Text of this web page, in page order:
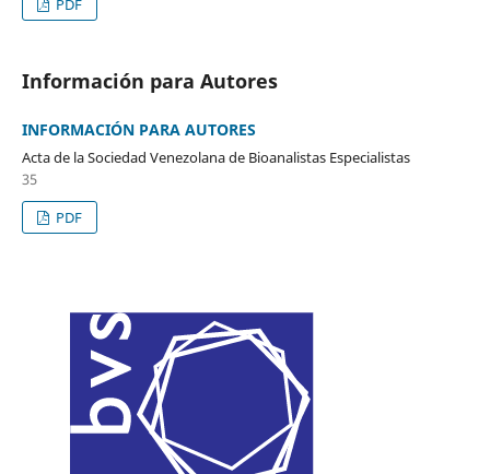
PDF
Información para Autores
INFORMACIÓN PARA AUTORES
Acta de la Sociedad Venezolana de Bioanalistas Especialistas
35
PDF